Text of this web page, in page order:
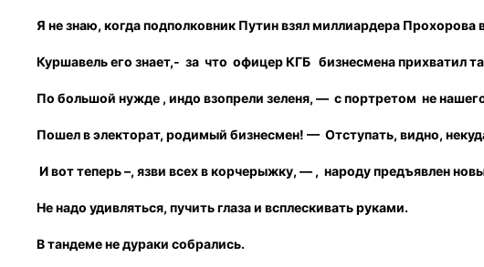
Я не знаю, когда подполковник Путин взял миллиардера Прохорова
Куршавель его знает,- за что офицер КГБ бизнесмена прихватил
По большой нужде , индо взопрели зеленя, — с портретом не
Пошел в электорат, родимый бизнесмен! — Отступать, видно,
И вот теперь –, язви всех в корчерыжку, — , народу предъявлен
Не надо удивляться, пучить глаза и всплескивать руками.
В тандеме не дураки собрались.